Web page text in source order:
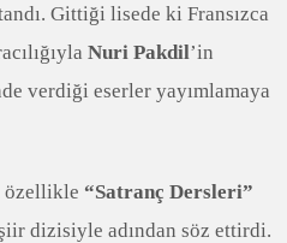
Gittiği lisede ki Fransızca
Nuri Pakdil’in
verdiği eserler yayımlamaya
özellikle “Satranç Dersleri”
dizisiyle adından söz ettirdi.